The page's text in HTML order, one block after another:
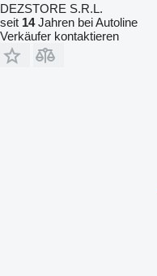
DEZSTORE S.R.L.
seit 14Jahren bei Autoline
Verkäufer kontaktieren